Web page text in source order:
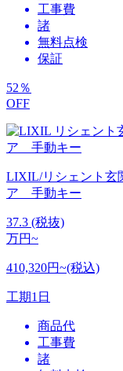
工事費
諸
無料点検
保証
52 ％
OFF
LIXIL/リシェント
ア 手動キー
37.3 (税抜)
万円~
410,320円~(税込)
工期1日
商品代
工事費
諸